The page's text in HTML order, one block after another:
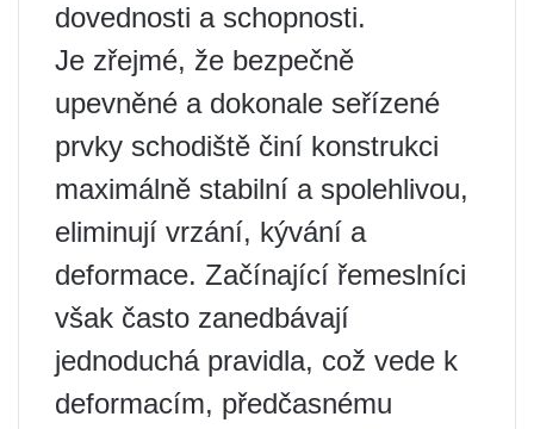
dovednosti a schopnosti.
Je zřejmé, že bezpečně
upevněné a dokonale seřízené
prvky schodiště činí konstrukci
maximálně stabilní a spolehlivou,
eliminují vrzání, kývání a
deformace. Začínající řemeslníci
však často zanedbávají
jednoduchá pravidla, což vede k
deformacím, předčasnému